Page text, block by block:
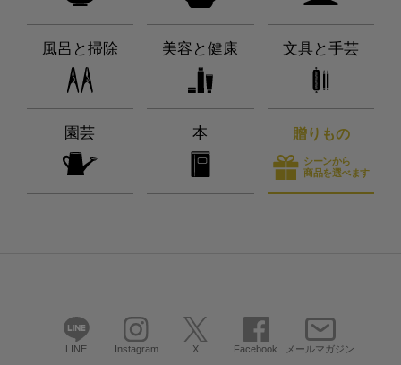
風呂と掃除 美容と健康 文具と手芸
園芸 本 贈りもの
シーンから
商品を選べます
LINE Instagram X Facebook メールマガジン